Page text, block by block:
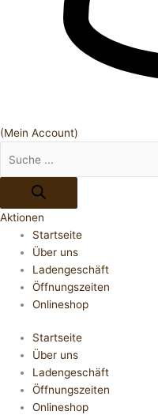
(Mein Account)
Aktionen
Startseite
Über uns
Ladengeschäft
Öffnungszeiten
Onlineshop
Startseite
Über uns
Ladengeschäft
Öffnungszeiten
Onlineshop